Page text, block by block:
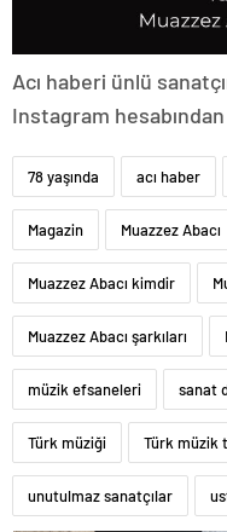
Acı haberi ünlü
Instagram
78 yaşında acı haber
Magazin Muazzez Abacı
Muazzez Abacı kimdir
Muazzez Abacı şarkıları
müzik efsaneleri sanat
Türk müziği Türk müzik
unutulmaz sanatçılar